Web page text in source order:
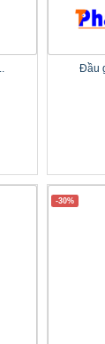
Đầu
-30%